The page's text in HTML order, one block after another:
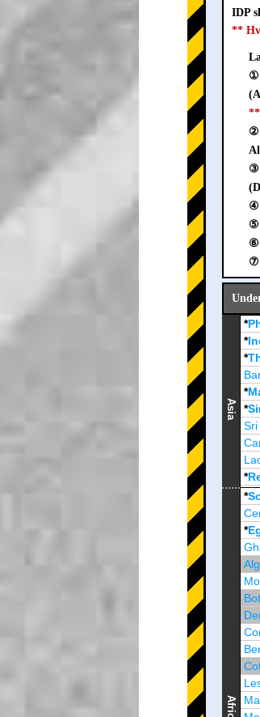
IDP
**
①
**
②
③
④
⑤
⑥
⑦
Asia
*
*
*
*
*
Sri
*
Africa
*
*